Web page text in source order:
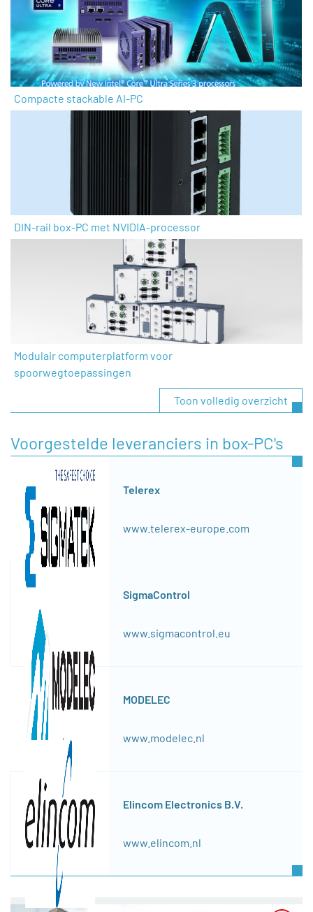
Compacte stackable AI-PC
DIN-rail box-PC met NVIDIA-processor
Modulair computerplatform voor
spoorwegtoepassingen
Toon volledig overzicht
Voorgestelde leveranciers in box-PC's
Telerex
www.telerex-europe.com
SigmaControl
www.sigmacontrol.eu
MODELEC
www.modelec.nl
Elincom Electronics B.V.
www.elincom.nl